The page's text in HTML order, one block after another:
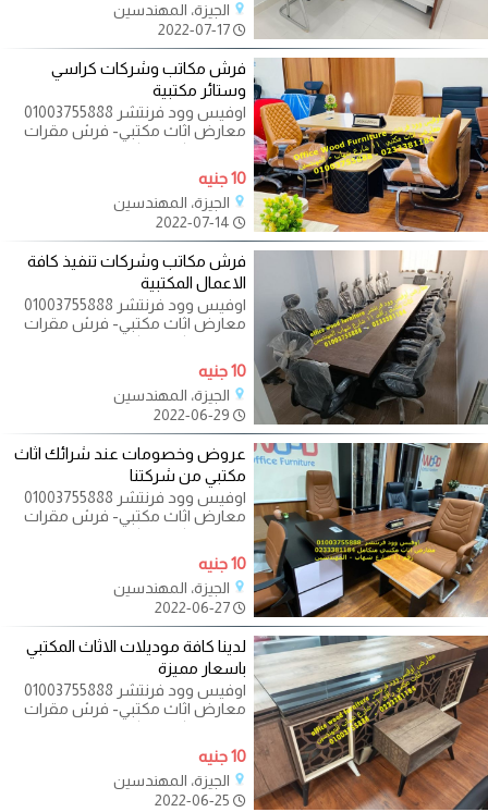
الجيزة، المهندسين
2022-07-17
فرش مكاتب وشركات كراسي
وستائر مكتبية
اوفيس وود فرنتشر 01003755888
معارض اثاث مكتبي- فرش مقرات
ادارية - مكاتب - كراسي - طاولات
اجتماعات - اثاث
10 جنيه
الجيزة، المهندسين
فرش مكاتب وشركات تنفيذ كافة
الاعمال المكتبية
اوفيس وود فرنتشر 01003755888
معارض اثاث مكتبي- فرش مقرات
ادارية - مكاتب - كراسي - طاولات
اجتماعات - اثاث
10 جنيه
الجيزة، المهندسين
عروض وخصومات عند شرائك اثاث
مكتبي من شركتنا
اوفيس وود فرنتشر 01003755888
معارض اثاث مكتبي- فرش مقرات
ادارية - مكاتب - كراسي - طاولات
اجتماعات - اثاث
10 جنيه
الجيزة، المهندسين
2022-06-27
لدينا كافة موديلات الاثاث المكتبي
باسعار مميزة
اوفيس وود فرنتشر 01003755888
معارض اثاث مكتبي- فرش مقرات
ادارية - مكاتب - كراسي - طاولات
اجتماعات - اثاث
10 جنيه
الجيزة، المهندسين